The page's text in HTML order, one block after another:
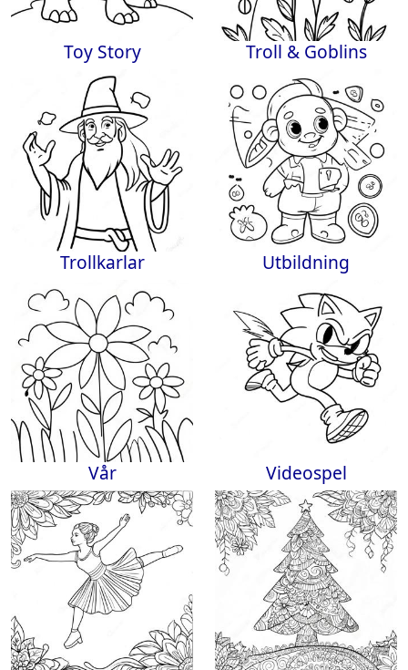
Toy Story Troll & Goblins
Trollkarlar Utbildning
Vår Videospel